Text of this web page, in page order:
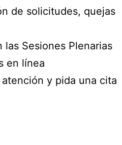
de solicitudes, quejas
las Sesiones Plenarias
en línea
y pida una cita